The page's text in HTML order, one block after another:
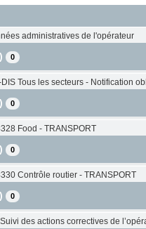
administratives de l'opérateur
0
Tous les secteurs - Notification
0
Food - TRANSPORT
0
Contrôle routier - TRANSPORT
0
des actions correctives de